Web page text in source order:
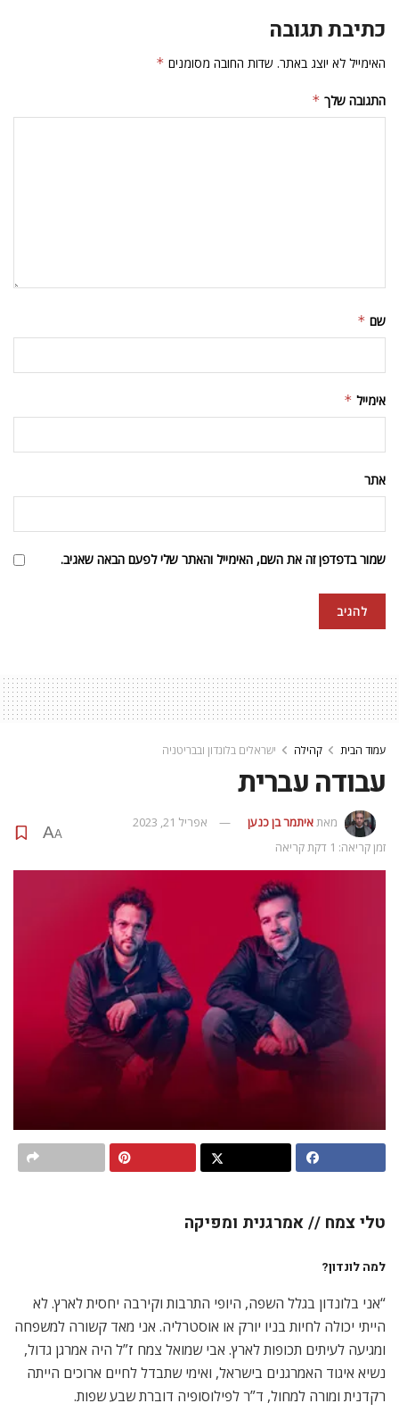
כתיבת תגובה
האימייל לא יוצג באתר. שדות החובה מסומנים *
התגובה שלך *
שם *
אימייל *
אתר
שמור בדפדפן זה את השם, האימייל והאתר שלי לפעם הבאה שאגיב.
עמוד הבית קהילה ישראלים בלונדון ובבריטניה
עבודה עברית
מאתאיתמר בן כנען
אפריל 21, 2023
זמן קריאה: 1 דקת קריאה
A
A
טלי צמח // אמרגנית ומפיקה
למה לונדון?
“אני בלונדון בגלל השפה, היופי התרבות וקירבה יחסית לארץ. לא
הייתי יכולה לחיות בניו יורק או אוסטרליה. אני מאד קשורה למשפחה
ומגיעה לעיתים תכופות לארץ. אבי שמואל צמח ז”ל היה אמרגן גדול,
נשיא איגוד האמרגנים בישראל, ואימי שתבדל לחיים ארוכים הייתה
רקדנית ומורה למחול, ד”ר לפילוסופיה דוברת שבע שפות.